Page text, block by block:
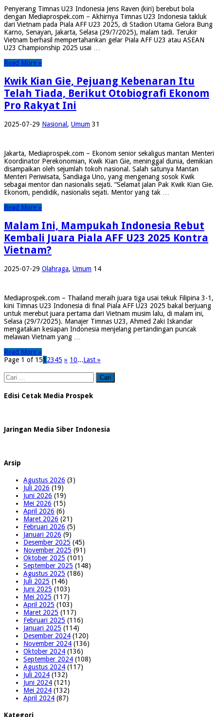
Penyerang Timnas U23 Indonesia Jens Raven (kiri) berebut bola
dengan Mediaprospek.com – Akhirnya Timnas U23 Indonesia takluk
dari Vietnam pada Piala AFF U23 2025, di Stadion Utama Gelora Bung
Karno, Senayan, Jakarta, Selasa (29/7/2025), malam tadi. Terukir
Vietnam berhasil mempertahankan gelar Piala AFF U23 atau ASEAN
U23 Championship 2025 usai …
Read More »
Kwik Kian Gie, Pejuang Kebenaran Itu
Telah Tiada, Berikut Otobiografi Ekonom
Pro Rakyat Ini
2025-07-29 Nasional , Umum 31
Jakarta, Mediaprospek.com – Ekonom senior sekaligus mantan Menteri
Koordinator Perekonomian, Kwik Kian Gie, meninggal dunia, demikian
disampaikan oleh sejumlah tokoh nasional. Salah satunya Mantan
Menteri Periwisata, Sandiaga Uno, yang mengenang sosok Kwik
sebagai mentor dan nasionalis sejati. “Selamat jalan Pak Kwik Kian Gie.
Ekonom, pendidik, nasionalis sejati. Mentor yang tak …
Read More »
Malam Ini, Mampukah Indonesia Rebut
Kembali Juara Piala AFF U23 2025 Kontra
Vietnam?
2025-07-29 Olahraga, Umum 14
Mediaprospek.com – Thailand meraih juara tiga usai tekuk Filipina 3-1,
kini Timnas U23 Indonesia di final Piala AFF U23 2025 bakal berjuang
untuk merebut juara pertama dari Vietnam musim lalu, di malam ini,
Selasa (29/7/2025). Manajer Timnas U23, Ahmed Zaki Iskandar
mengatakan kesiapan Indonesia menjelang pertandingan puncak
melawan Vietnam yang …
Read More »
Page 1 of 151 2345 » 10...Last »
Cari
untuk:
Edisi Cetak Media Prospek
Jaringan Media Siber Indonesia
Arsip
Agustus 2026 (3)
Juli 2026 (19)
Juni 2026 (19)
Mei 2026 (15)
April 2026 (6)
Maret 2026 (21)
Februari 2026 (5)
Januari 2026 (9)
Desember 2025 (45)
November 2025 (91)
Oktober 2025 (101)
September 2025 (148)
Agustus 2025 (186)
Juli 2025 (146)
Juni 2025 (103)
Mei 2025 (117)
April 2025 (103)
Maret 2025 (117)
Februari 2025 (116)
Januari 2025 (114)
Desember 2024 (120)
November 2024 (136)
Oktober 2024 (136)
September 2024 (108)
Agustus 2024 (117)
Juli 2024 (132)
Juni 2024 (121)
Mei 2024 (132)
April 2024 (87)
Kategori